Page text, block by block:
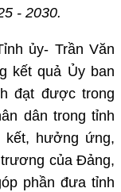
- 2030.
ủy- Trần Văn
kết quả Ủy ban
đạt được trong
dân trong tỉnh
kết, hưởng ứng,
của Đảng,
phần đưa tỉnh